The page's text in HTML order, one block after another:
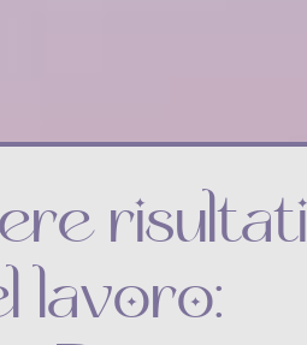
risultati
lavoro: